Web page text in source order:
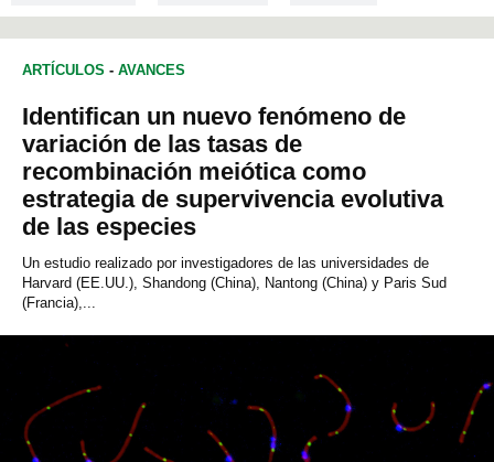
ARTÍCULOS - AVANCES
Identifican un nuevo fenómeno de
variación de las tasas de
recombinación meiótica como
estrategia de supervivencia evolutiva
de las especies
Un estudio realizado por investigadores de las universidades de
Harvard (EE.UU.), Shandong (China), Nantong (China) y Paris Sud
(Francia),...